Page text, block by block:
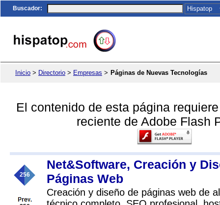
Buscador:
Inicio > Directorio > Empresas > Páginas de Nuevas Tecnologías
El contenido de esta página
reciente de Adobe Flash
256
Net&Software, Creación y
Páginas Web
Creación y diseño de páginas web de